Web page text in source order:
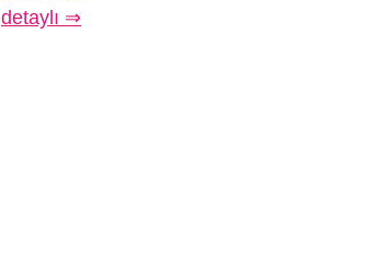
detaylı ⇒